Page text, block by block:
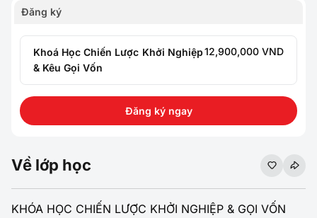
Đăng ký
Khoá Học Chiến Lược Khởi Nghiệp
& Kêu Gọi Vốn
12,900,000 VND
Đăng ký ngay
Về lớp học
KHÓA HỌC CHIẾN LƯỢC KHỞI NGHIỆP & GỌI VỐN